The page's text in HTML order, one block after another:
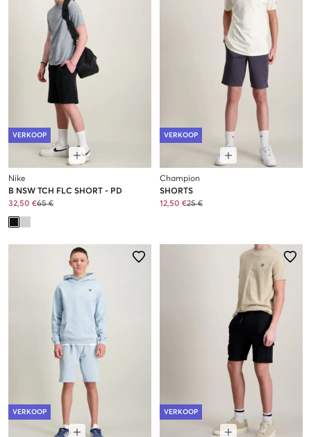
VERKOOP
Nike
B NSW TCH FLC SHORT - PD
32,50 €65 €
VERKOOP
Champion
SHORTS
12,50 €25 €
VERKOOP VERKOOP